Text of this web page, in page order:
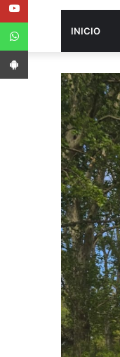
INICIO
App Android